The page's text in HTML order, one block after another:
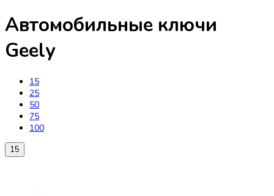
Автомобильные ключи
Geely
15
25
50
75
100
15